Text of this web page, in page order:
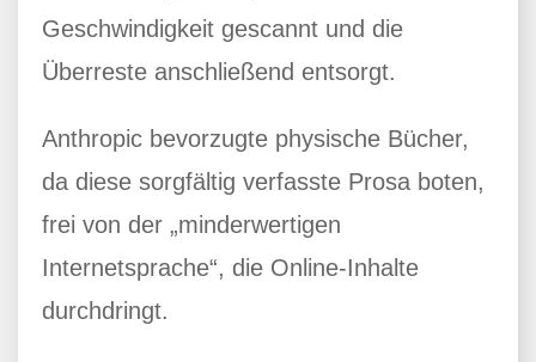
Geschwindigkeit gescannt und die
Überreste anschließend entsorgt.
Anthropic bevorzugte physische Bücher,
da diese sorgfältig verfasste Prosa boten,
frei von der „minderwertigen
Internetsprache“, die Online-Inhalte
durchdringt.